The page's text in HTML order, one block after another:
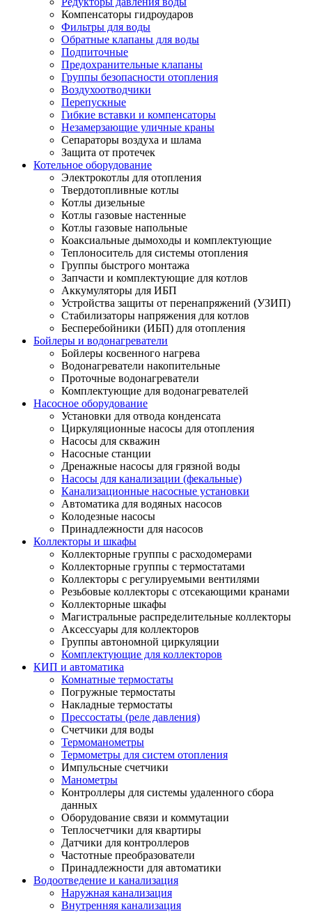
Компенсаторы гидроударов
Фильтры для воды
Обратные клапаны для воды
Подпиточные
Предохранительные клапаны
Группы безопасности отопления
Воздухоотводчики
Перепускные
Гибкие вставки и компенсаторы
Незамерзающие уличные краны
Сепараторы воздуха и шлама
Защита от протечек
Котельное оборудование
Электрокотлы для отопления
Твердотопливные котлы
Котлы дизельные
Котлы газовые настенные
Котлы газовые напольные
Коаксиальные дымоходы и комплектующие
Теплоноситель для системы отопления
Группы быстрого монтажа
Запчасти и комплектующие для котлов
Аккумуляторы для ИБП
Устройства защиты от перенапряжений (УЗИП)
Стабилизаторы напряжения для котлов
Бесперебойники (ИБП) для отопления
Бойлеры и водонагреватели
Бойлеры косвенного нагрева
Водонагреватели накопительные
Проточные водонагреватели
Комплектующие для водонагревателей
Насосное оборудование
Установки для отвода конденсата
Циркуляционные насосы для отопления
Насосы для скважин
Насосные станции
Дренажные насосы для грязной воды
Насосы для канализации (фекальные)
Канализационные насосные установки
Автоматика для водяных насосов
Колодезные насосы
Принадлежности для насосов
Коллекторы и шкафы
Коллекторные группы с расходомерами
Коллекторные группы с термостатами
Коллекторы с регулируемыми вентилями
Резьбовые коллекторы с отсекающими кранами
Коллекторные шкафы
Магистральные распределительные коллекторы
Аксессуары для коллекторов
Группы автономной циркуляции
Комплектующие для коллекторов
КИП и автоматика
Комнатные термостаты
Погружные термостаты
Накладные термостаты
Прессостаты (реле давления)
Счетчики для воды
Термоманометры
Термометры для систем отопления
Импульсные счетчики
Манометры
Контроллеры для системы удаленного сбора
данных
Оборудование связи и коммутации
Теплосчетчики для квартиры
Датчики для контроллеров
Частотные преобразователи
Принадлежности для автоматики
Водоотведение и канализация
Наружная канализация
Внутренняя канализация